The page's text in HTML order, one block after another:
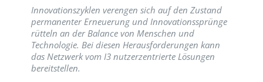
Innovationszyklen verengen sich auf den Zustand
permanenter Erneuerung und Innovationssprünge
rütteln an der Balance von Menschen und
Technologie. Bei diesen Herausforderungen kann
das Netzwerk vom I3 nutzerzentrierte Lösungen
bereitstellen.